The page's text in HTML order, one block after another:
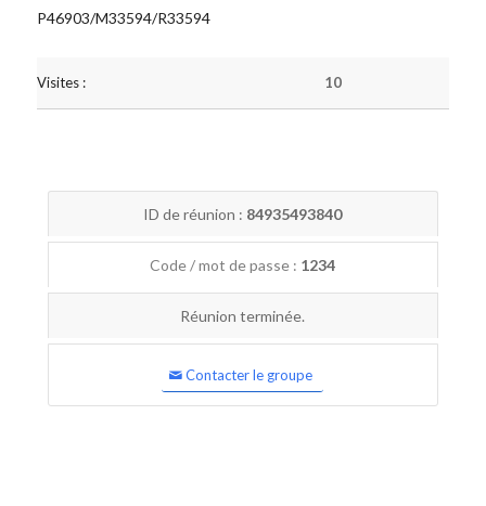
P46903/M33594/R33594
Visites : 10
ID de réunion : 84935493840
Code / mot de passe : 1234
Réunion terminée.
Contacter le groupe